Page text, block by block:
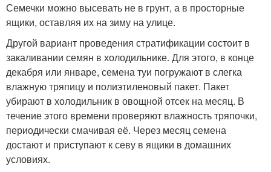
Семечки можно высевать не в грунт, а в просторные
ящики, оставляя их на зиму на улице.
Другой вариант проведения стратификации состоит в
закаливании семян в холодильнике. Для этого, в конце
декабря или январе, семена туи погружают в слегка
влажную тряпицу и полиэтиленовый пакет. Пакет
убирают в холодильник в овощной отсек на месяц. В
течение этого времени проверяют влажность тряпочки,
периодически смачивая её. Через месяц семена
достают и приступают к севу в ящики в домашних
условиях.